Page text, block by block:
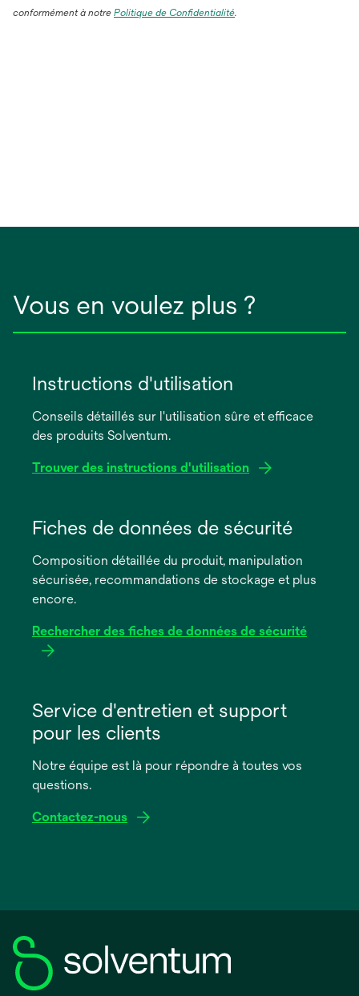
conformément à notre Politique de Confidentialité.
Vous en voulez plus ?
Instructions d'utilisation
Conseils détaillés sur l'utilisation sûre et efficace
des produits Solventum.
Trouver des instructions d'utilisation
dans
nouvel
onglet
Fiches de données de sécurité
Composition détaillée du produit, manipulation
sécurisée, recommandations de stockage et plus
encore.
Rechercher des fiches de données de sécurité
dans
nouvel
onglet
Service d'entretien et support
pour les clients
Notre équipe est là pour répondre à toutes vos
questions.
Contactez-nous